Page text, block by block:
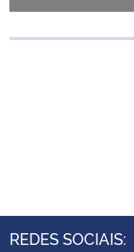
REDES SOCIAIS: